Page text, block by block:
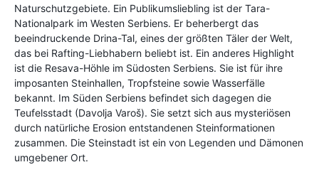
Naturschutzgebiete. Ein Publikumsliebling ist der Tara-
Nationalpark im Westen Serbiens. Er beherbergt das
beeindruckende Drina-Tal, eines der größten Täler der Welt,
das bei Rafting-Liebhabern beliebt ist. Ein anderes Highlight
ist die Resava-Höhle im Südosten Serbiens. Sie ist für ihre
imposanten Steinhallen, Tropfsteine sowie Wasserfälle
bekannt. Im Süden Serbiens befindet sich dagegen die
Teufelsstadt (Davolja Varoš). Sie setzt sich aus mysteriösen
durch natürliche Erosion entstandenen Steinformationen
zusammen. Die Steinstadt ist ein von Legenden und Dämonen
umgebener Ort.